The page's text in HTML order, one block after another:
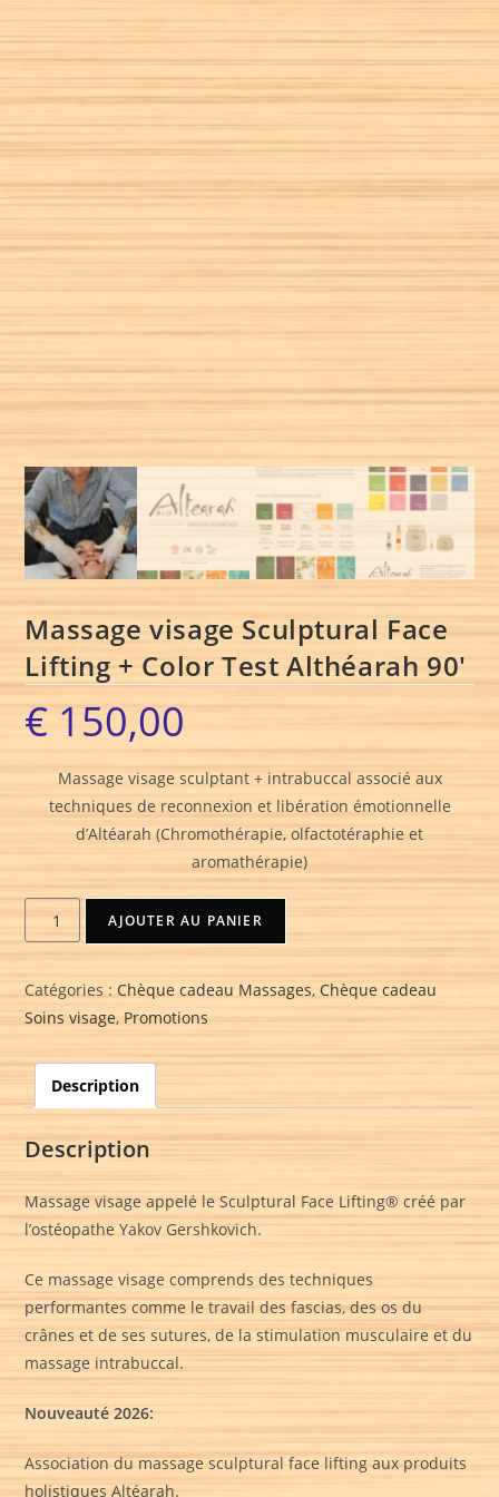
Massage visage Sculptural Face
Lifting + Color Test Althéarah 90′
€ 150,00
Massage visage sculptant + intrabuccal associé aux
techniques de reconnexion et libération émotionnelle
d’Altéarah (Chromothérapie, olfactotéraphie et
aromathérapie)
AJOUTER AU PANIER
Catégories :Chèque cadeau Massages,Chèque cadeau
Soins visage, Promotions
Description
Description
Massage visage appelé le Sculptural Face Lifting®️ créé par
l’ostéopathe Yakov Gershkovich.
Ce massage visage comprends des techniques
performantes comme le travail des fascias, des os du
crânes et de ses sutures, de la stimulation musculaire et du
massage intrabuccal.
Nouveauté 2026:
Association du massage sculptural face lifting aux produits
holistiques Altéarah.